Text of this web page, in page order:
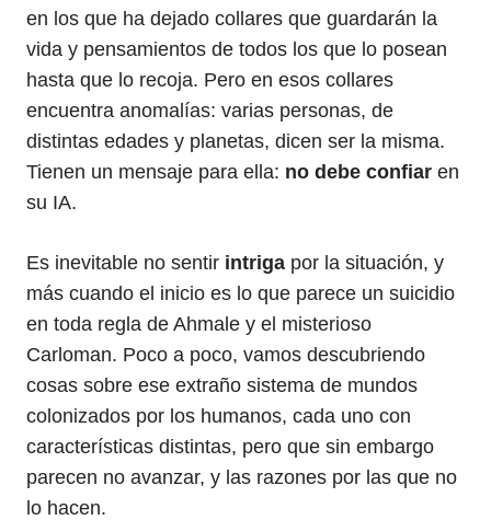
en los que ha dejado collares que guardarán la
vida y pensamientos de todos los que lo posean
hasta que lo recoja. Pero en esos collares
encuentra anomalías: varias personas, de
distintas edades y planetas, dicen ser la misma.
Tienen un mensaje para ella: no debe confiar en
su IA.
Es inevitable no sentir intriga por la situación, y
más cuando el inicio es lo que parece un suicidio
en toda regla de Ahmale y el misterioso
Carloman. Poco a poco, vamos descubriendo
cosas sobre ese extraño sistema de mundos
colonizados por los humanos, cada uno con
características distintas, pero que sin embargo
parecen no avanzar, y las razones por las que no
lo hacen.